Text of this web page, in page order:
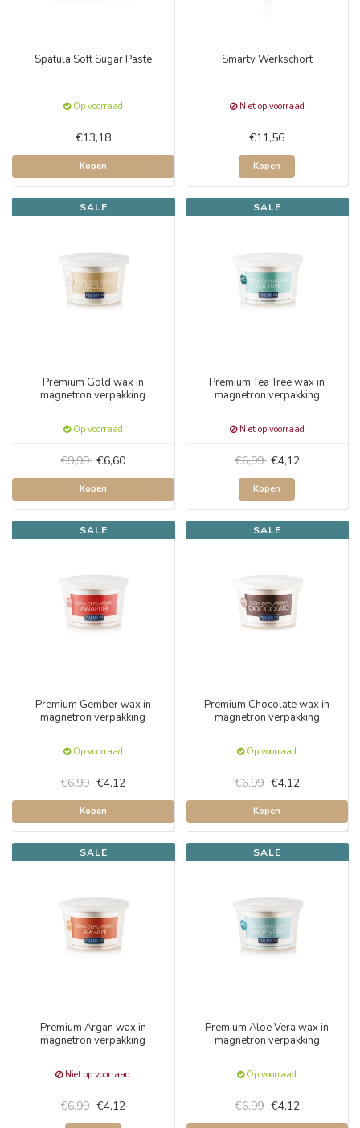
Spatula Soft Sugar Paste
Op voorraad
€13,18
Kopen
Smarty Werkschort
Niet op voorraad
€11,56
Kopen
SALE
Premium Gold wax in
magnetron verpakking
Op voorraad
€9,99 €6,60
Kopen
SALE
Premium Tea Tree wax in
magnetron verpakking
Niet op voorraad
€6,99 €4,12
Kopen
SALE
Premium Gember wax in
magnetron verpakking
Op voorraad
€6,99 €4,12
Kopen
SALE
Premium Chocolate wax in
magnetron verpakking
Op voorraad
€6,99 €4,12
Kopen
SALE
Premium Argan wax in
magnetron verpakking
Niet op voorraad
€6,99 €4,12
SALE
Premium Aloe Vera wax in
magnetron verpakking
Op voorraad
€6,99 €4,12